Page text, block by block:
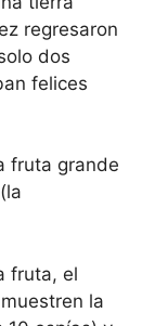
regresaron
dos
felices
fruta grande
fruta, el
la